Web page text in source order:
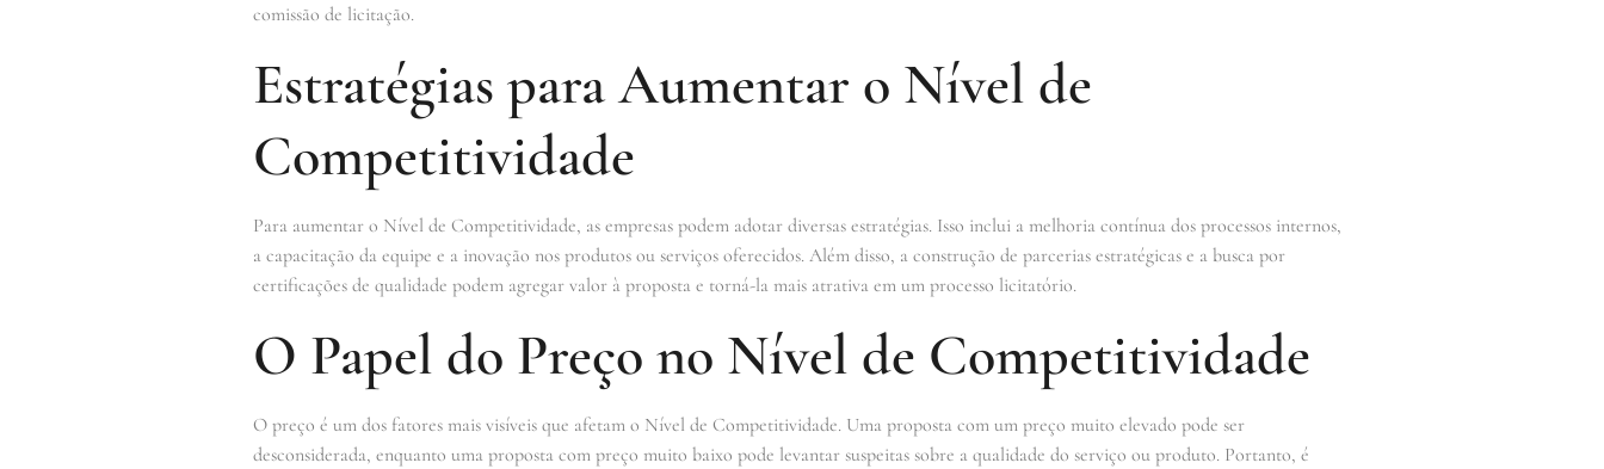
comissão de licitação.
Estratégias para Aumentar o Nível de
Competitividade
Para aumentar o Nível de Competitividade, as empresas podem adotar diversas estratégias. Isso inclui a melhoria contínua dos processos internos,
a capacitação da equipe e a inovação nos produtos ou serviços oferecidos. Além disso, a construção de parcerias estratégicas e a busca por
certificações de qualidade podem agregar valor à proposta e torná-la mais atrativa em um processo licitatório.
O Papel do Preço no Nível de Competitividade
O preço é um dos fatores mais visíveis que afetam o Nível de Competitividade. Uma proposta com um preço muito elevado pode ser
desconsiderada, enquanto uma proposta com preço muito baixo pode levantar suspeitas sobre a qualidade do serviço ou produto. Portanto, é